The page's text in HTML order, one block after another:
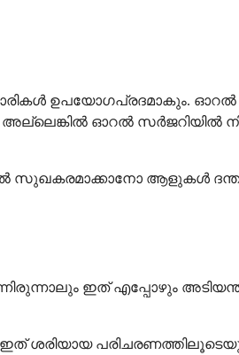
ഉപയോഗപ്രദമാകും.
ഓറൽ സർജറിയിൽ
സുഖകരമാക്കാനോ ആളുകൾ ദന്ത
ഇത് എപ്പോഴും
ശരിയായ പരിചരണത്തിലൂടെയും